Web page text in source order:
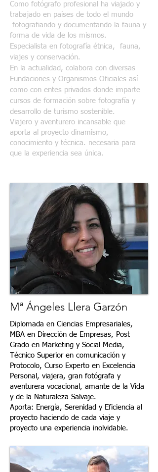
Como fotógrafo profesional ha viajado y
trabajado en países de todo el mundo
fotografiando y documentando la fauna y
forma de vida de los mismos.
Especialista en fotografía étnica, fauna,
viajes y conservación.
En la actualidad, colabora con diversas
Fundaciones y Organismos Oficiales así
como con entes privados donde imparte
cursos de formación sobre fotografía y
desarrollo de turismo sostenible.
Viajero y aventurero incansable que
aporta al proyecto dinamismo,
conocimiento y técnica. necesaria para
que la experiencia sea única.
Mª Ángeles Llera Garzón
Diplomada en Ciencias Empresariales,
MBA en Dirección de Empresas, Post
Grado en Marketing y Social Media,
Técnico Superior en comunicación y
Protocolo, Curso Experto en Excelencia
Personal, viajera, gran fotógrafa y
aventurera vocacional, amante de la Vida
y de la Naturaleza Salvaje.
Aporta: Energía, Serenidad y Eficiencia al
proyecto haciendo de cada viaje y
proyecto una experiencia inolvidable.